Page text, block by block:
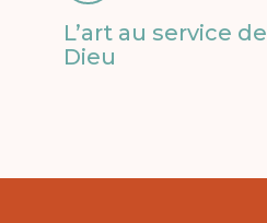
L’art au service de
Dieu